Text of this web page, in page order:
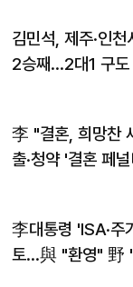
김민석, 제주·인
2승째…2대1 구도
李 "결혼, 희망찬
출·청약 '결혼 페
李대통령 'ISA·주
토…與 "환영" 野